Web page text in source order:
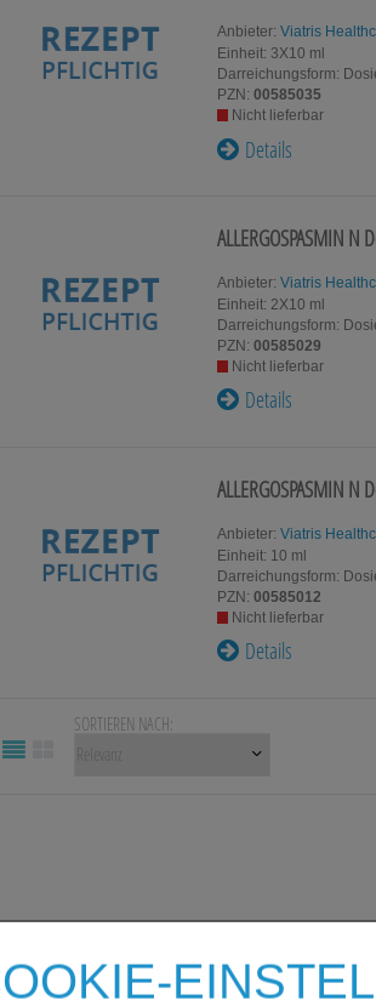
Schwangerschaft & Stillzeit
Gesundheit & Fitness
Tablettenspender & Tablettenteiler
Anbieter: Viatris
Einheit: 3X10 ml
Darreichungsform:
PZN: 00585035
Nicht lieferbar
Details
ALLERGOSPASMIN N
Anbieter: Viatris
Einheit: 2X10 ml
Darreichungsform:
PZN: 00585029
Nicht lieferbar
Details
ALLERGOSPASMIN N
Anbieter: Viatris
Einheit: 10 ml
Darreichungsform:
PZN: 00585012
Nicht lieferbar
Details
SORTIEREN NACH: